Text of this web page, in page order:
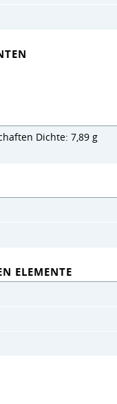
Dichte: 7,89 g
ELEMENTE